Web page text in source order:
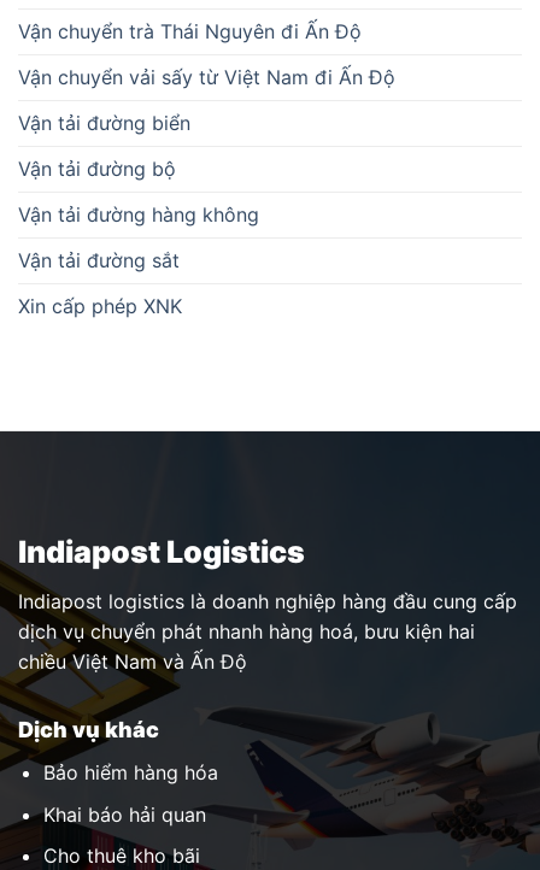
Vận chuyển trà Thái Nguyên đi Ấn Độ
Vận chuyển vải sấy từ Việt Nam đi Ấn Độ
Vận tải đường biển
Vận tải đường bộ
Vận tải đường hàng không
Vận tải đường sắt
Xin cấp phép XNK
Indiapost Logistics
Indiapost logistics là doanh nghiệp hàng đầu cung cấp
dịch vụ chuyển phát nhanh hàng hoá, bưu kiện hai
chiều Việt Nam và Ấn Độ
Dịch vụ khác
Bảo hiểm hàng hóa
Khai báo hải quan
Cho thuê kho bãi